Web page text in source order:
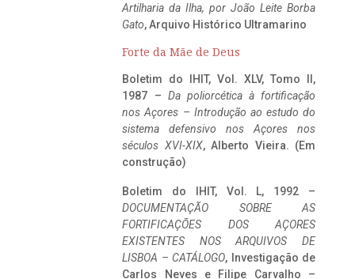
Artilharia da Ilha, por João Leite Borba
Gato, Arquivo Histórico Ultramarino
Forte da Mãe de Deus
Boletim do IHIT, Vol. XLV, Tomo II,
1987 – Da poliorcética à fortificação
nos Açores – Introdução ao estudo do
sistema defensivo nos Açores nos
séculos XVI-XIX, Alberto Vieira. (Em
construção)
Boletim do IHIT, Vol. L, 1992 –
DOCUMENTAÇÃO SOBRE AS
FORTIFICAÇÕES DOS AÇORES
EXISTENTES NOS ARQUIVOS DE
LISBOA – CATÁLOGO, Investigação de
Carlos Neves e Filipe Carvalho –